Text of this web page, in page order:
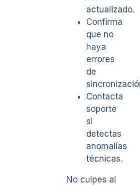
actualizado.
Confirma
que no
haya
errores
de
Contacta
soporte
si
detectas
anomalías
técnicas.
No culpes al